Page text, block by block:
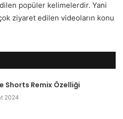
popüler kelimelerdir. Yani
ziyaret edilen videoların konu
Shorts Remix Özelliği
2024